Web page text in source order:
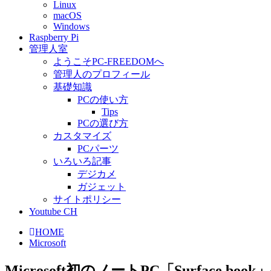
Linux
macOS
Windows
Raspberry Pi
管理人室
ようこそPC-FREEDOMへ
管理人のプロフィール
基礎知識
PCの使い方
Tips
PCの選び方
カスタマイズ
PCパーツ
いろいろ記事
デジカメ
ガジェット
サイトポリシー
Youtube CH
HOME
Microsoft